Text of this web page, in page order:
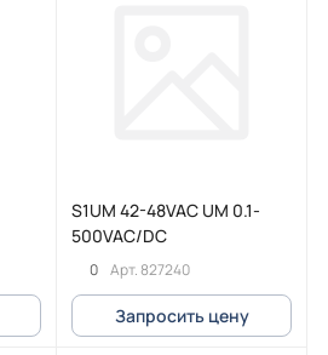
S1UM 42-48VAC UM 0.1-
500VAC/DC
0 Арт.827240
Запросить цену